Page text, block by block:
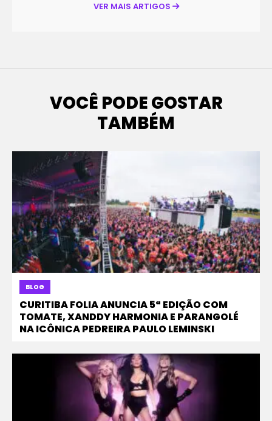
VER MAIS ARTIGOS
VOCÊ PODE GOSTAR
TAMBÉM
BLOG
CURITIBA FOLIA ANUNCIA 5ª EDIÇÃO COM
TOMATE, XANDDY HARMONIA E PARANGOLÉ
NA ICÔNICA PEDREIRA PAULO LEMINSKI